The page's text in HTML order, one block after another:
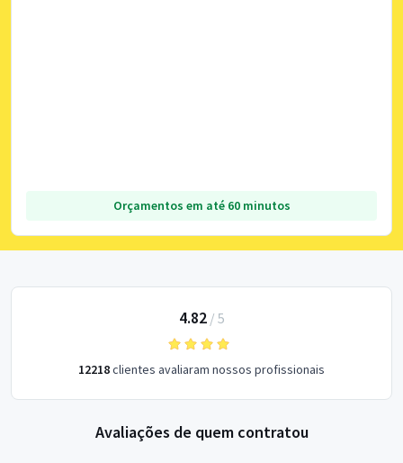
Orçamentos em até 60 minutos
4.82/ 5
12218clientes avaliaram nossos profissionais
Avaliações de quem contratou